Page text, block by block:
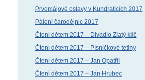
Prvomájové oslavy v Kundraticích 2017
Pálení čarodějnic 2017
Čtení dětem 2017 – Divadlo Zlatý klíč
Čtení dětem 2017 – Písničkové tetiny
Čtení dětem 2017 – Jan Opatřil
Čtení dětem 2017 – Jan Hrubec